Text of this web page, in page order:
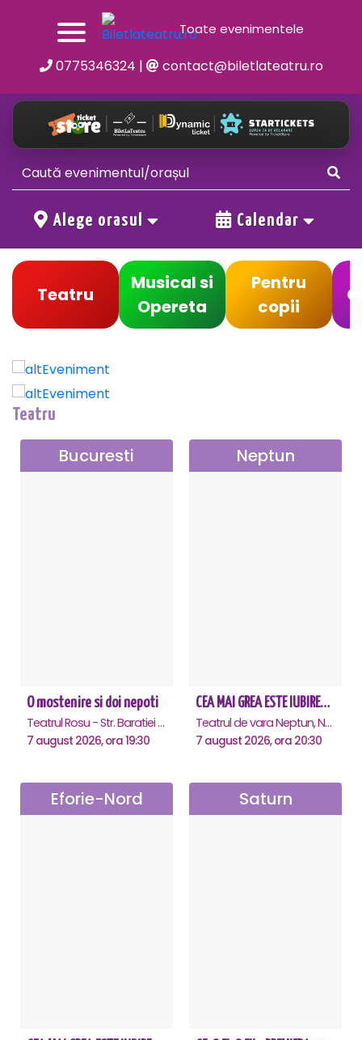
Toate evenimentele
0775346324 | contact@biletlateatru.ro
Alege orasul Calendar
Teatru
Musical si
Opereta
Pentru
copii
Teatru
Bucuresti
O mostenire si doi nepoti
Teatrul Rosu - Str. Baratiei 31, Bucuresti
7 august 2026, ora 19:30
Neptun
CEA MAI GREA ESTE IUBIREA - Neptun
Teatrul de vara Neptun, Neptun
7 august 2026, ora 20:30
Eforie-Nord Saturn